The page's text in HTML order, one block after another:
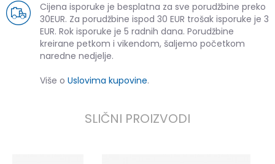
Cijena isporuke je besplatna za sve porudžbine preko
30EUR. Za porudžbine ispod 30 EUR trošak isporuke je 3
EUR. Rok isporuke je 5 radnih dana. Porudžbine
kreirane petkom i vikendom, šaljemo početkom
naredne nedjelje.
Više o Uslovima kupovine.
SLIČNI PROIZVODI